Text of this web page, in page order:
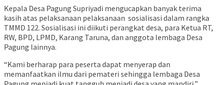
Kepala Desa Pagung Supriyadi mengucapkan banyak terima
kasih atas pelaksanaan pelaksanaan sosialisasi dalam rangka
TMMD 122. Sosialisasi ini diikuti perangkat desa, para Ketua RT,
RW, BPD, LPMD, Karang Taruna, dan anggota lembaga Desa
Pagung lainnya.
“Kami berharap para peserta dapat menyerap dan
memanfaatkan ilmu dari pemateri sehingga lembaga Desa